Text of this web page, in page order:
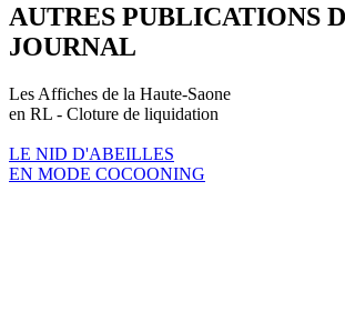
AUTRES PUBLICATIONS
JOURNAL
Les Affiches de la Haute-Saone
en RL - Cloture de liquidation
LE NID D'ABEILLES
EN MODE COCOONING